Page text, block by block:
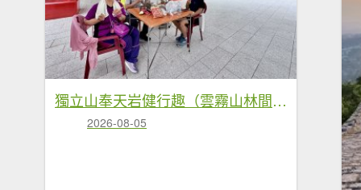
獨立山奉天岩健行趣（雲霧山林間的悠閒時光） 2026.7.30
2026-08-05